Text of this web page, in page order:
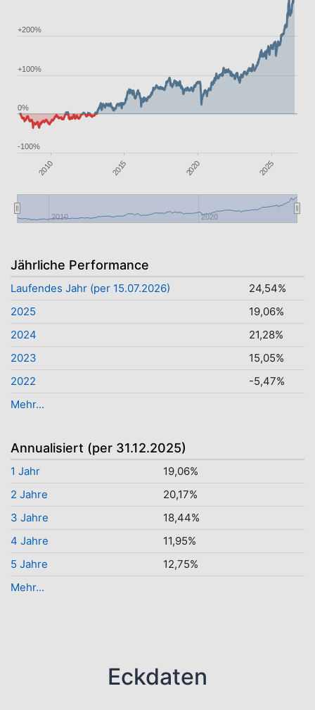
2010 2015 2020 2025
2010 2020
-100%
0%
+100%
+200%
Jährliche Performance
Laufendes Jahr (per 15.07.2026)
24,54%
2025
19,06%
2024
21,28%
2023
15,05%
2022
-5,47%
Mehr...
Annualisiert (per 31.12.2025)
1 Jahr
19,06%
2 Jahre
20,17%
3 Jahre
18,44%
4 Jahre
11,95%
5 Jahre
12,75%
Mehr...
Eckdaten